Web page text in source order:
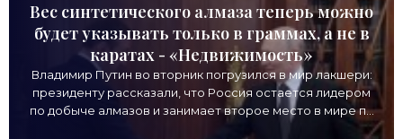
Вес синтетического алмаза теперь можно
будет указывать только в граммах, а не в
каратах - «Недвижимость»
Владимир Путин во вторник погрузился в мир лакшери:
президенту рассказали, что Россия остается лидером
по добыче алмазов и занимает второе место в мире по